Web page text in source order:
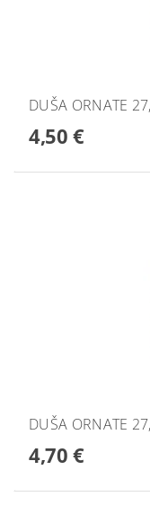
DUŠA ORNATE
4,50 €
DUŠA ORNATE
4,70 €